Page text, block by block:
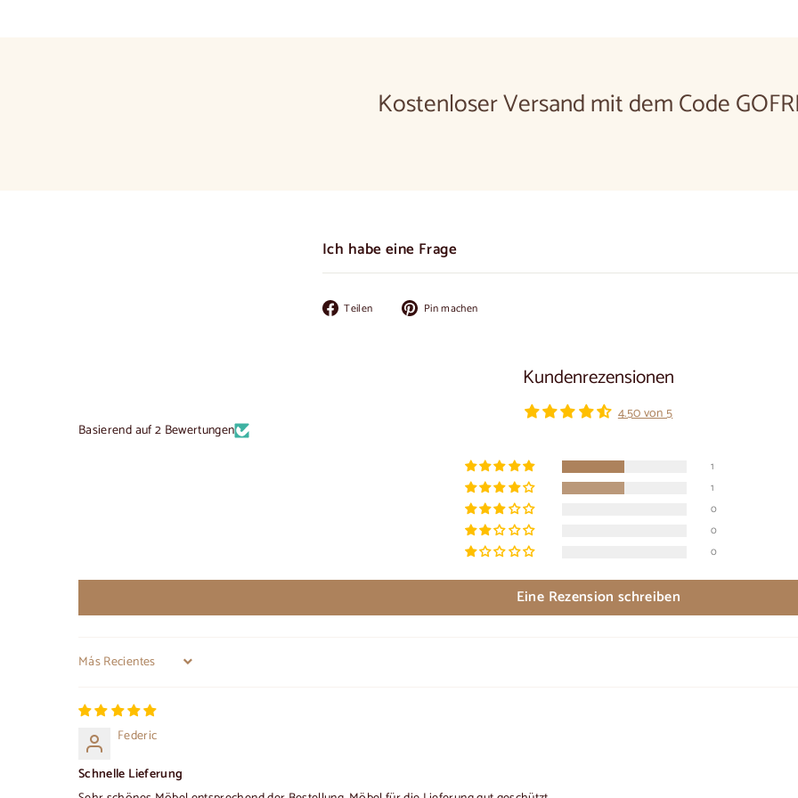
Kostenloser Versand mit dem Code
Ich habe eine Frage
Teilen Auf
Facebook
Pin machen
Kundenrezensionen
4.50 von 5
Basierend auf 2 Bewertungen
1
1
0
0
0
Eine Rezension schreiben
Sort by
Federic
Schnelle Lieferung